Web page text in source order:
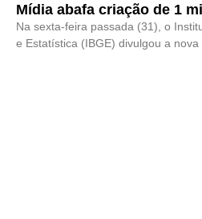
Mídia abafa criação de 1
Na sexta-feira passada (31), o
e Estatística (IBGE) divulgou a